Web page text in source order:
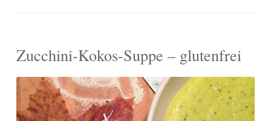
Zucchini-Kokos-Suppe – glutenfrei